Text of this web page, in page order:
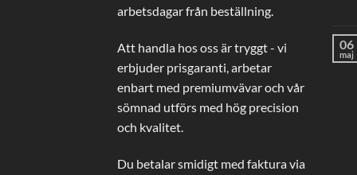
arbetsdagar från beställning.
Att handla hos oss är tryggt - vi
erbjuder prisgaranti, arbetar
enbart med premiumvävar och vår
sömnad utförs med hög precision
och kvalitet.
Du betalar smidigt med faktura via
06
maj